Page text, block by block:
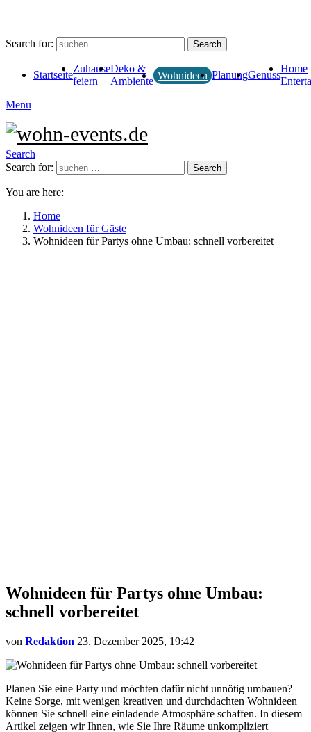
Search for: Search
Startseite
Zuhause
feiern
Deko &
Ambiente Wohnideen PlanungGenuss
Home
Menu
Search
Search for:
Search
You are here:
Home
Wohnideen für Gäste
Wohnideen für Partys ohne Umbau: schnell vorbereitet
Wohnideen für Partys ohne Umbau:
schnell vorbereitet
von Redaktion 23. Dezember 2025, 19:42
Planen Sie eine Party und möchten dafür nicht unnötig umbauen?
Keine Sorge, mit wenigen kreativen und durchdachten Wohnideen
können Sie schnell eine einladende Atmosphäre schaffen. In diesem
Artikel zeigen wir Ihnen, wie Sie Ihre Räume unkompliziert